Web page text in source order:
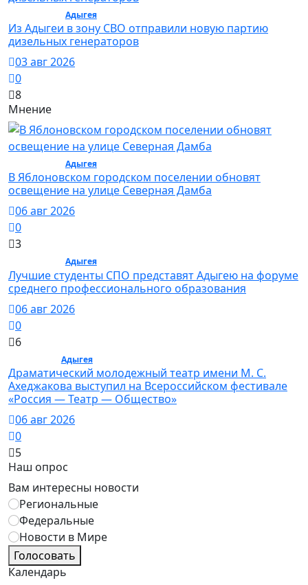
Адыгея/ Общество
Из Адыгеи в зону СВО отправили новую партию
дизельных генераторов
03 авг 2026
0
8
Мнение
Адыгея/ Общество
В Яблоновском городском поселении обновят
освещение на улице Северная Дамба
06 авг 2026
0
3
Адыгея/ Общество
Лучшие студенты СПО представят Адыгею на форуме
среднего профессионального образования
06 авг 2026
0
6
Адыгея/ Культура
Драматический молодежный театр имени М. С.
Ахеджакова выступил на Всероссийском фестивале
«Россия — Театр — Общество»
06 авг 2026
0
5
Наш опрос
Вам интересны новости
Региональные
Федеральные
Новости в Мире
Голосовать
Календарь